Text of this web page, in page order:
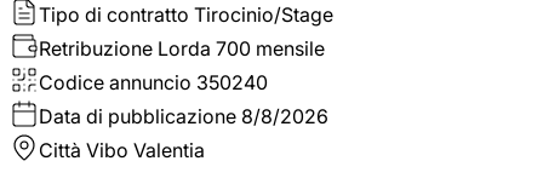
Tipo di contratto Tirocinio/Stage
Retribuzione Lorda 700 mensile
Codice annuncio 350240
Data di pubblicazione 8/8/2026
Città Vibo Valentia